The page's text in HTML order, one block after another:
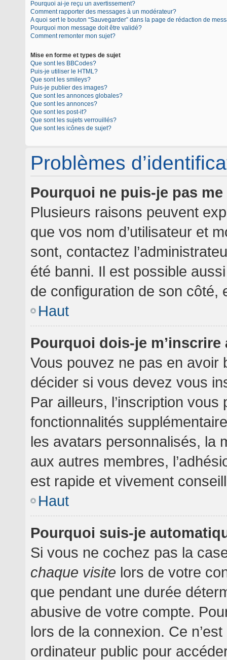
Pourquoi ai-je reçu un avertissement?
Comment rapporter des messages à un modérateur?
A quoi sert le bouton “Sauvegarder” dans la page de rédaction de
Pourquoi mon message doit être validé?
Comment remonter mon sujet?
Mise en forme et types de sujet
Que sont les BBCodes?
Puis-je utiliser le HTML?
Que sont les smileys?
Puis-je publier des images?
Que sont les annonces globales?
Que sont les annonces?
Que sont les post-it?
Que sont les sujets verrouillés?
Que sont les icônes de sujet?
Problèmes
Pourquoi ne puis-je pas
Plusieurs raisons peuvent
que vos nom d’utilisateur et
sont, contactez
été banni. Il est possible
de configuration de son côté,
Haut
Pourquoi dois-je
Vous pouvez ne pas en avoir
décider si vous devez vous
Par ailleurs, l’inscription
fonctionnalités
les avatars personnalisés, la
aux autres membres,
est rapide et vivement
Haut
Pourquoi suis-je
Si vous ne cochez pas la
chaque visite lors de votre
que pendant une durée
abusive de votre compte.
lors de la connexion. Ce
ordinateur public pour